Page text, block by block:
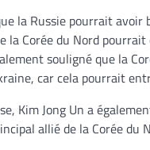
la Russie pourrait
la Corée du Nord
souligné que la
car cela pourrait
Kim Jong Un a
allié de la Corée du